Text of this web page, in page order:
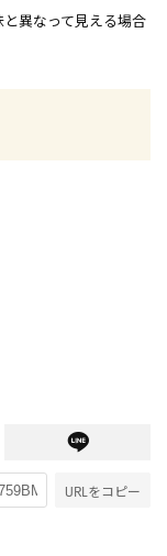
異なって見える場合
URLをコピー